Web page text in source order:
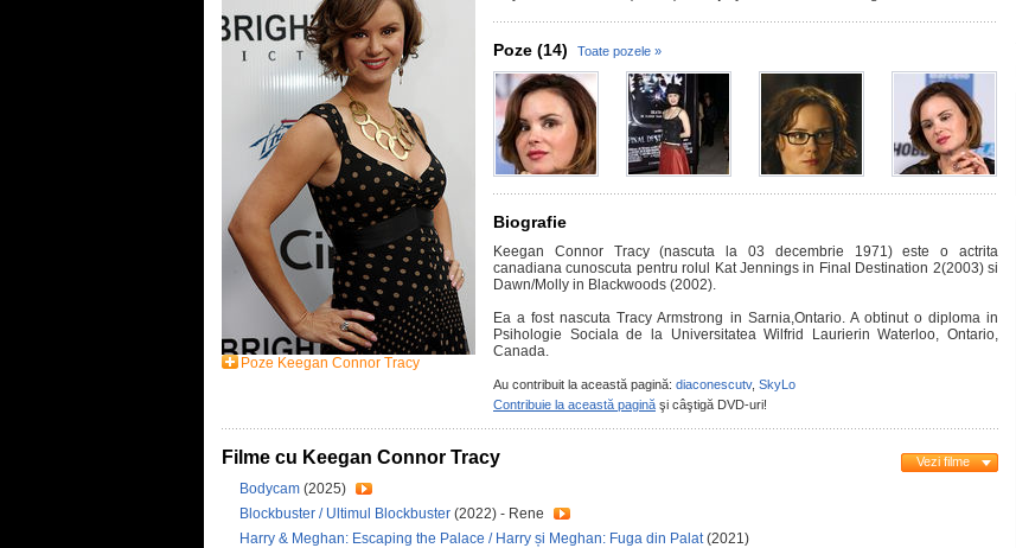
Poze Keegan Connor Tracy
Poze (14) Toate pozele »
Biografie
Keegan Connor Tracy (nascuta la 03 decembrie 1971) este o actrita
canadiana cunoscuta pentru rolul Kat Jennings in Final Destination 2(2003) si
Dawn/Molly in Blackwoods (2002).
Ea a fost nascuta Tracy Armstrong in Sarnia,Ontario. A obtinut o diploma in
Psihologie Sociala de la Universitatea Wilfrid Laurierin Waterloo, Ontario,
Canada.
Au contribuit la această pagină: diaconescutv, SkyLo
Contribuie la această pagină şi câştigă DVD-uri!
Filme cu Keegan Connor Tracy Vezi filme
Bodycam (2025)
Blockbuster / Ultimul Blockbuster (2022) - Rene
Harry & Meghan: Escaping the Palace / Harry și Meghan: Fuga din Palat(2021)